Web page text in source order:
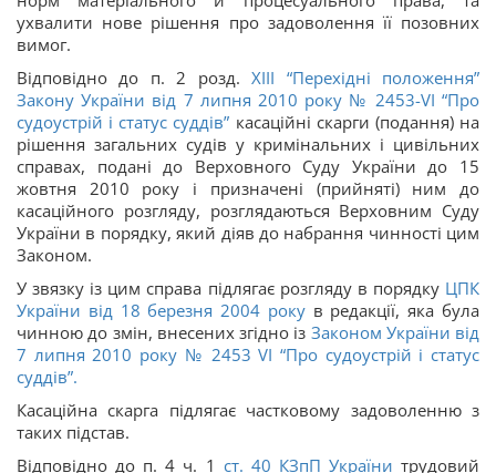
ухвалити нове рішення про задоволення її позовних
вимог.
Відповідно до п. 2 розд.ХІІІ “Перехідні положення”
Закону України від 7 липня 2010 року № 2453-VІ “Про
судоустрій і статус суддів” касаційні скарги (подання) на
рішення загальних судів у кримінальних і цивільних
справах, подані до Верховного Суду України до 15
жовтня 2010 року і призначені (прийняті) ним до
касаційного розгляду, розглядаються Верховним Суду
України в порядку, який діяв до набрання чинності цим
Законом.
У звязку із цим справа підлягає розгляду в порядку ЦПК
України від 18 березня 2004 рокув редакції, яка була
чинною до змін, внесених згідно із Законом України від
7 липня 2010 року № 2453VІ “Про судоустрій і статус
суддів”.
Касаційна скарга підлягає частковому задоволенню з
таких підстав.
Відповідно до п. 4 ч. 1 ст. 40 КЗпП України трудовий